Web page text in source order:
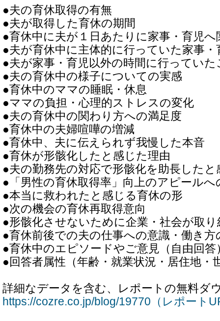
●夫の育休取得の有無
●夫が取得した育休の期間
●育休中に夫が１日あたりに家事・育児
●夫が育休中に主体的に行っていた家事・
●夫が家事・育児以外の時間に行っていた
●夫の育休中の様子についての実感
●育休中のママの睡眠・休息
●ママの負担・心理的ストレスの変化
●夫の育休中の関わり方への満足度
●育休中の夫婦喧嘩の増減
●育休中、夫に伝えられず我慢した本音
●育休が形骸化したと感じた理由
●夫の勤務先の対応で形骸化を助長したと
●「男性の育休取得率」向上のアピールへ
●本当に救われたと感じる育休の形
●次の機会の育休再取得意向
●形骸化させないために企業・社会が取
●育休前後での夫の仕事への意識・働き方
●育休中のエピソードやご意見（自由回答
●回答者属性（年齢・就業状況・居住地・
詳細なデータを含む、レポートの無料ダ
https://cozre.co.jp/blog/19770（レポート